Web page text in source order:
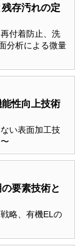
存汚れの定
付着防止、洗
分析による微量
性向上技術
い表面加工技
要素技術と
略、有機ELの